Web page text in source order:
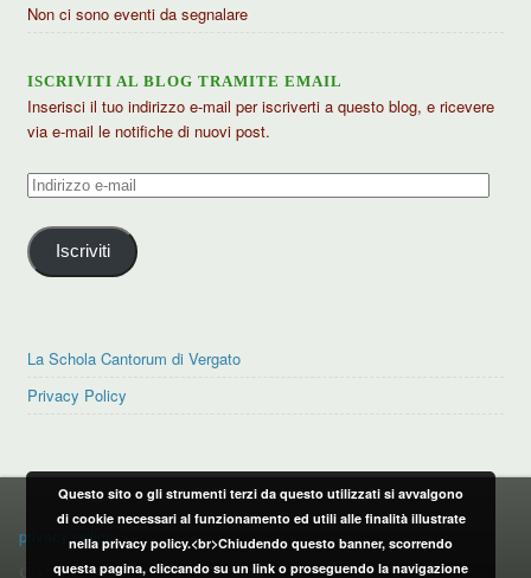
Non ci sono eventi da segnalare
ISCRIVITI AL BLOG TRAMITE EMAIL
Inserisci il tuo indirizzo e-mail per iscriverti a questo blog, e ricevere
via e-mail le notifiche di nuovi post.
Indirizzo
mail
Iscriviti
La Schola Cantorum di Vergato
Privacy Policy
PRIVACY POLICY
privacy policy
CONTATTI:
Questo sito o gli strumenti terzi da questo utilizzati si avvalgono
di cookie necessari al funzionamento ed utili alle finalità illustrate
nella privacy policy.<br>Chiudendo questo banner, scorrendo
questa pagina, cliccando su un link o proseguendo la navigazione